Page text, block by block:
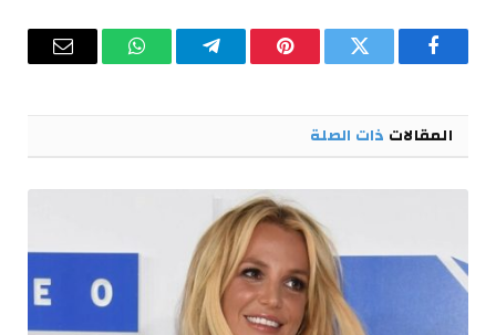
فيسبوك تويتر بينتيريستتيلقرام واتساب البريد
المقالات ذات الصلة